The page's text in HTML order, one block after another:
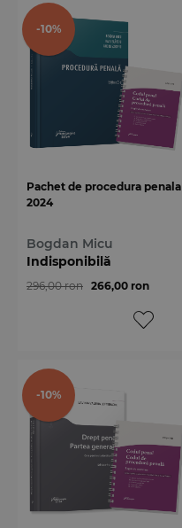
-10%
Pachet de procedura penala
2024
Bogdan Micu
Indisponibilă
296,00 ron 266,00 ron
-10%